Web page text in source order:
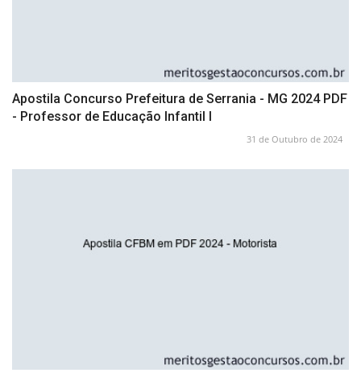
Apostila Concurso Prefeitura de Serrania - MG 2024 PDF
- Professor de Educação Infantil I
31 de Outubro de 2024